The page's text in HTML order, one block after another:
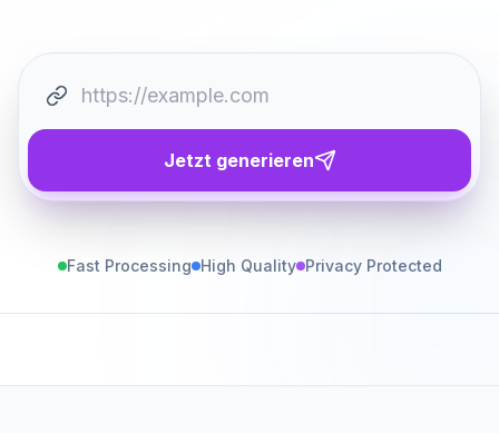
Jetzt generieren
Fast Processing High Quality Privacy Protected